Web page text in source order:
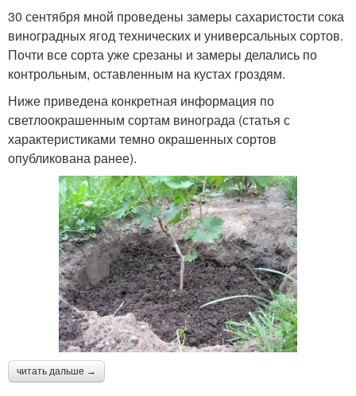
30 сентября мной проведены замеры сахаристости сока
виноградных ягод технических и универсальных сортов.
Почти все сорта уже срезаны и замеры делались по
контрольным, оставленным на кустах гроздям.
Ниже приведена конкретная информация по
светлоокрашенным сортам винограда (статья с
характеристиками темно окрашенных сортов
опубликована ранее).
читать дальше →